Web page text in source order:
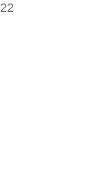
22